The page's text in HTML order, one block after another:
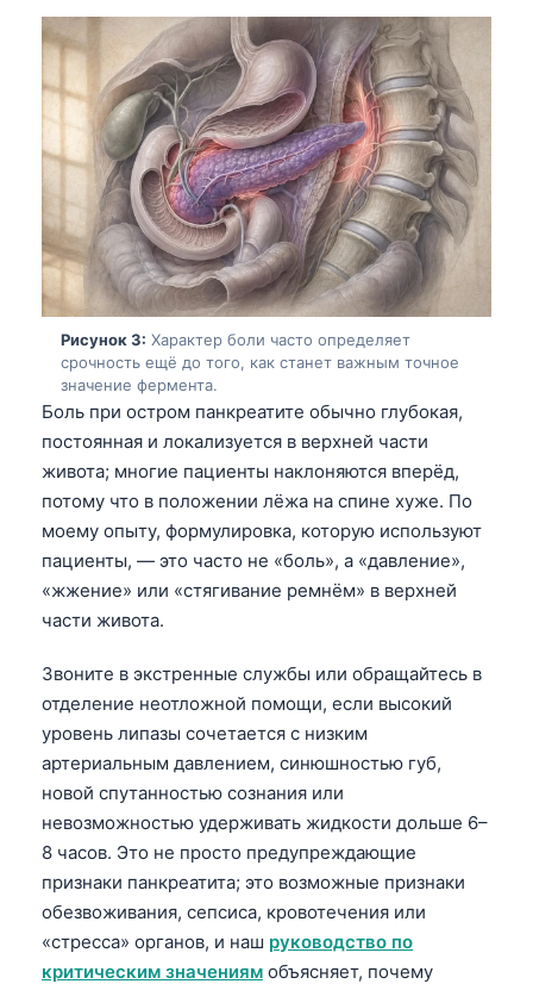
Рисунок 3: Характер боли часто определяет
срочность ещё до того, как станет важным точное
значение фермента.
Боль при остром панкреатите обычно глубокая,
постоянная и локализуется в верхней части
живота; многие пациенты наклоняются вперёд,
потому что в положении лёжа на спине хуже. По
моему опыту, формулировка, которую используют
пациенты, — это часто не «боль», а «давление»,
«жжение» или «стягивание ремнём» в верхней
части живота.
Звоните в экстренные службы или обращайтесь в
отделение неотложной помощи, если высокий
уровень липазы сочетается с низким
артериальным давлением, синюшностью губ,
новой спутанностью сознания или
невозможностью удерживать жидкости дольше 6–
8 часов. Это не просто предупреждающие
признаки панкреатита; это возможные признаки
обезвоживания, сепсиса, кровотечения или
«стресса» органов, и наш руководство по
критическим значениям объясняет, почему